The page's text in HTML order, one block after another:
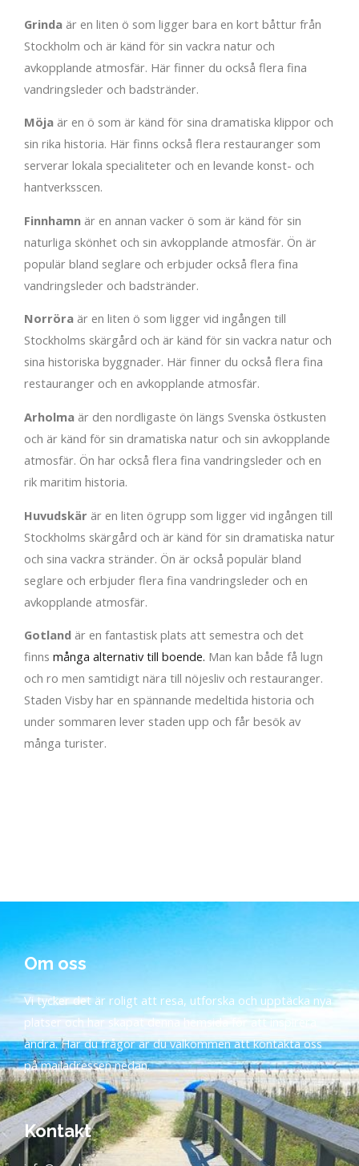
Grinda är en liten ö som ligger bara en kort båttur från
Stockholm och är känd för sin vackra natur och
avkopplande atmosfär. Här finner du också flera fina
vandringsleder och badstränder.
Möja är en ö som är känd för sina dramatiska klippor och
sin rika historia. Här finns också flera restauranger som
serverar lokala specialiteter och en levande konst- och
hantverksscen.
Finnhamn är en annan vacker ö som är känd för sin
naturliga skönhet och sin avkopplande atmosfär. Ön är
populär bland seglare och erbjuder också flera fina
vandringsleder och badstränder.
Norröra är en liten ö som ligger vid ingången till
Stockholms skärgård och är känd för sin vackra natur och
sina historiska byggnader. Här finner du också flera fina
restauranger och en avkopplande atmosfär.
Arholma är den nordligaste ön längs Svenska östkusten
och är känd för sin dramatiska natur och sin avkopplande
atmosfär. Ön har också flera fina vandringsleder och en
rik maritim historia.
Huvudskär är en liten ögrupp som ligger vid ingången till
Stockholms skärgård och är känd för sin dramatiska natur
och sina vackra stränder. Ön är också populär bland
seglare och erbjuder flera fina vandringsleder och en
avkopplande atmosfär.
Gotland är en fantastisk plats att semestra och det
finns många alternativ till boende. Man kan både få lugn
och ro men samtidigt nära till nöjesliv och restauranger.
Staden Visby har en spännande medeltida historia och
under sommaren lever staden upp och får besök av
många turister.
Om oss
Vi tycker det är roligt att resa, utforska och upptäcka nya
platser och har skapat denna hemsida för att inspirera
andra. Har du frågor är du välkommen att kontakta oss
på mailadressen nedan.
Kontakt